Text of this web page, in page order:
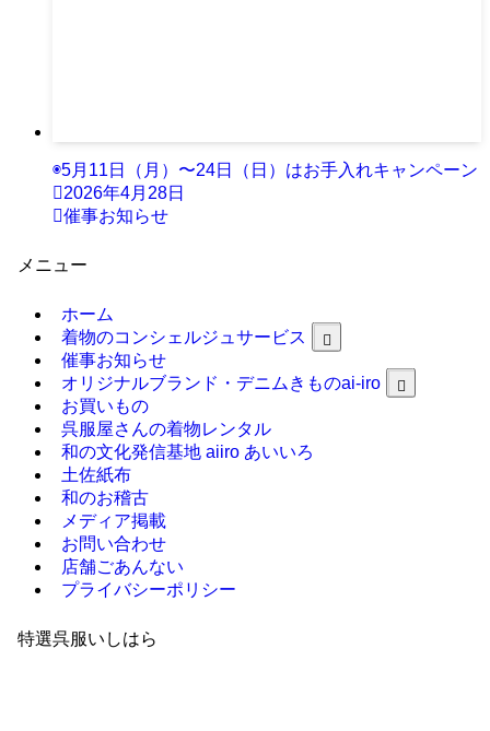
◉5月11日（月）〜24日（日）はお手入れキャンペーン
2026年4月28日
催事お知らせ
メニュー
ホーム
着物のコンシェルジュサービス
催事お知らせ
オリジナルブランド・デニムきものai-iro
お買いもの
呉服屋さんの着物レンタル
和の文化発信基地 aiiro あいいろ
土佐紙布
和のお稽古
メディア掲載
お問い合わせ
店舗ごあんない
プライバシーポリシー
特選呉服いしはら